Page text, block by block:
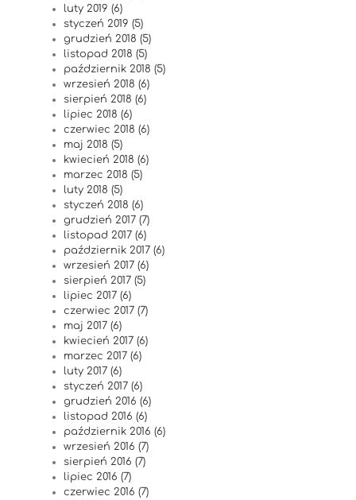
luty 2019 (6)
styczeń 2019 (5)
grudzień 2018 (5)
listopad 2018 (5)
październik 2018 (5)
wrzesień 2018 (6)
sierpień 2018 (6)
lipiec 2018 (6)
czerwiec 2018 (6)
maj 2018 (5)
kwiecień 2018 (6)
marzec 2018 (5)
luty 2018 (5)
styczeń 2018 (6)
grudzień 2017 (7)
listopad 2017 (6)
październik 2017 (6)
wrzesień 2017 (6)
sierpień 2017 (5)
lipiec 2017 (6)
czerwiec 2017 (7)
maj 2017 (6)
kwiecień 2017 (6)
marzec 2017 (6)
luty 2017 (6)
styczeń 2017 (6)
grudzień 2016 (6)
listopad 2016 (6)
październik 2016 (6)
wrzesień 2016 (7)
sierpień 2016 (7)
lipiec 2016 (7)
czerwiec 2016 (7)